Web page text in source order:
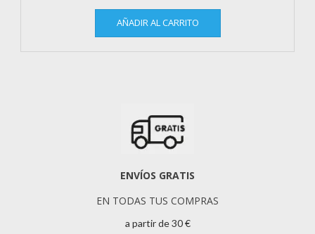
AÑADIR AL CARRITO
ENVÍOS GRATIS
EN TODAS TUS COMPRAS
a partir de 30 €